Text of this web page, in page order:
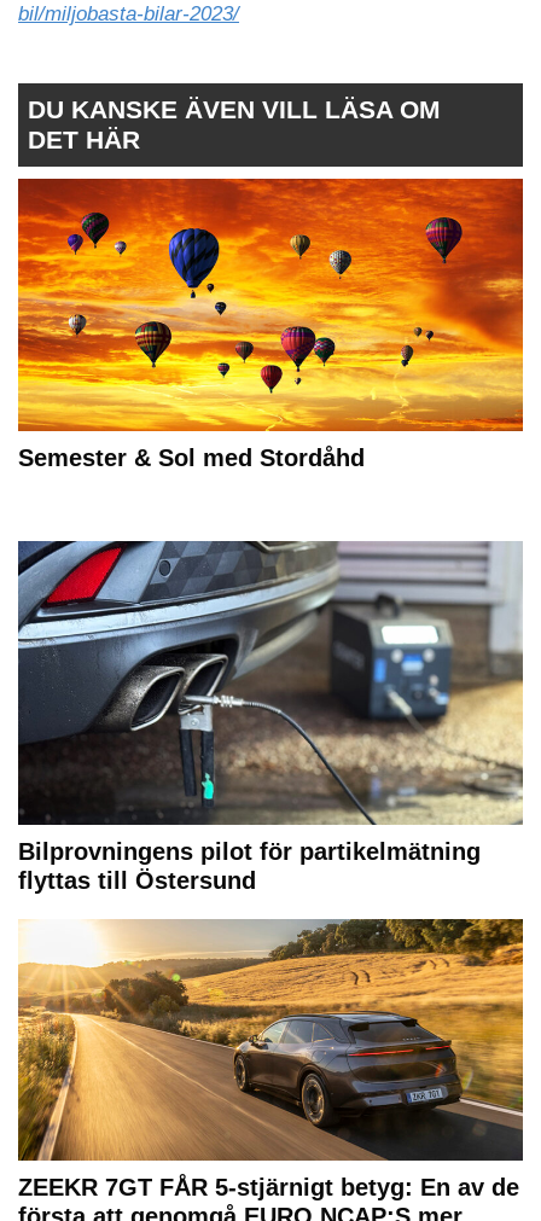
bil/miljobasta-bilar-2023/
DU KANSKE ÄVEN VILL LÄSA OM
DET HÄR
Semester & Sol med Stordåhd
Bilprovningens pilot för partikelmätning
flyttas till Östersund
ZEEKR 7GT FÅR 5-stjärnigt betyg: En av de
första att genomgå EURO NCAP:S mer